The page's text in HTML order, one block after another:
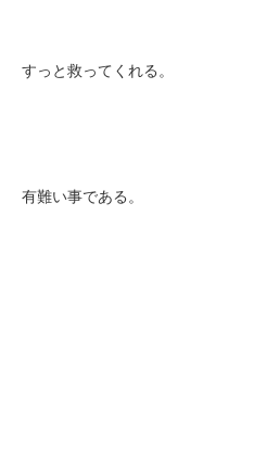
すっと救ってくれる。
有難い事である。